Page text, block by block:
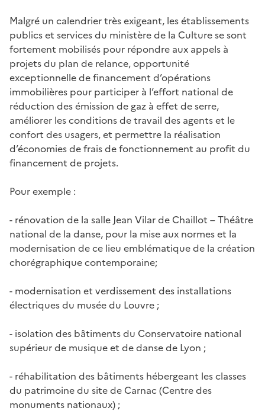
Malgré un calendrier très exigeant, les établissements
publics et services du ministère de la Culture se sont
fortement mobilisés pour répondre aux appels à
projets du plan de relance, opportunité
exceptionnelle de financement d’opérations
immobilières pour participer à l’effort national de
réduction des émission de gaz à effet de serre,
améliorer les conditions de travail des agents et le
confort des usagers, et permettre la réalisation
d’économies de frais de fonctionnement au profit du
financement de projets.
Pour exemple :
- rénovation de la salle Jean Vilar de Chaillot – Théâtre
national de la danse, pour la mise aux normes et la
modernisation de ce lieu emblématique de la création
chorégraphique contemporaine;
- modernisation et verdissement des installations
électriques du musée du Louvre ;
- isolation des bâtiments du Conservatoire national
supérieur de musique et de danse de Lyon ;
- réhabilitation des bâtiments hébergeant les classes
du patrimoine du site de Carnac (Centre des
monuments nationaux) ;